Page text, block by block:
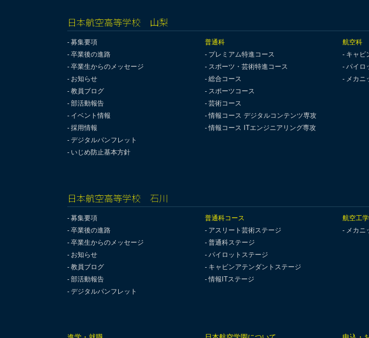
日本航空高等学校 山梨
募集要項
卒業後の進路
卒業生からのメッセージ
お知らせ
教員ブログ
部活動報告
イベント情報
採用情報
デジタルパンフレット
いじめ防止基本方針
普通科
プレミアム特進コース
スポーツ・芸術特進コース
総合コース
スポーツコース
芸術コース
情報コース デジタルコンテンツ専攻
情報コース ITエンジニアリング専攻
航空科
キャビ
パイロ
メカニ
日本航空高等学校 石川
募集要項
卒業後の進路
卒業生からのメッセージ
お知らせ
教員ブログ
部活動報告
デジタルパンフレット
普通科コース
アスリート芸術ステージ
普通科ステージ
パイロットステージ
キャビンアテンダントステージ
情報ITステージ
航空工
メカニ